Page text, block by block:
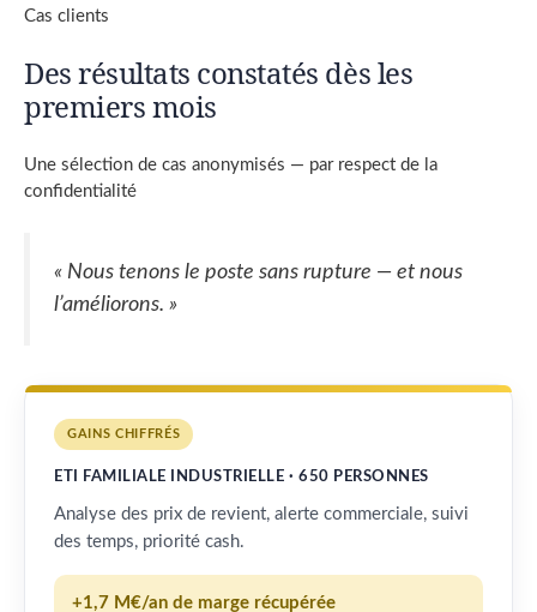
Cas clients
Des résultats constatés dès les
premiers mois
Une sélection de cas anonymisés — par respect de la
confidentialité
« Nous tenons le poste sans rupture — et nous
l’améliorons. »
GAINS CHIFFRÉS
ETI FAMILIALE INDUSTRIELLE · 650 PERSONNES
Analyse des prix de revient, alerte commerciale, suivi
des temps, priorité cash.
+1,7 M€/an de marge récupérée